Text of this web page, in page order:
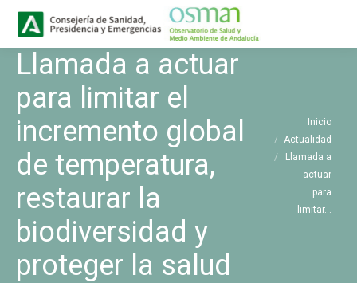
Llamada a actuar
para limitar el
incremento global
de temperatura,
restaurar la
biodiversidad y
proteger la salud
Estás aquí:Inicio
Actualidad
Llamada a
actuar
para
limitar…